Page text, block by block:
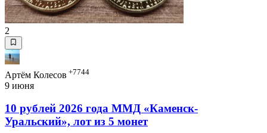
2
Артём Колесов +7744
9 июня
10 рублей 2026 года ММД «Каменск-
Уральский», лот из 5 монет